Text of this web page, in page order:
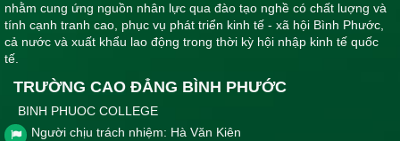
nhằm cung ứng nguồn nhân lực qua đào tạo nghề có chất luợng và
tính cạnh tranh cao, phục vụ phát triển kinh tế - xã hội Bình Phước,
cả nước và xuất khẩu lao động trong thời kỳ hội nhập kinh tế quốc
tế.
TRƯỜNG CAO ĐẲNG BÌNH PHƯỚC
BINH PHUOC COLLEGE
Người chịu trách nhiệm: Hà Văn Kiên